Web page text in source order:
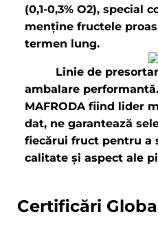
(0,1-0,3% O2), special
menține fructele
termen lung.
Linie de
ambalare
MAFRODA ﬁind lider
dat, ne garantează
ﬁecărui fruct pentru a
calitate și aspect ale
Certificări